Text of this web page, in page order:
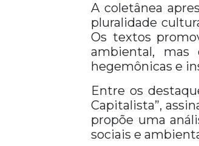
A coletânea
pluralidade
Os textos
ambiental,
hegemônicas e
Entre os
Capitalista”,
propõe uma
sociais e